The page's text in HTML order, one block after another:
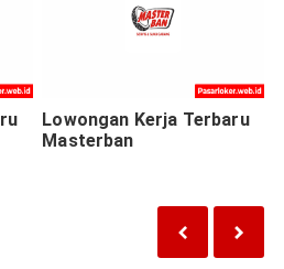
Lowongan Kerja Terbaru
Masterban